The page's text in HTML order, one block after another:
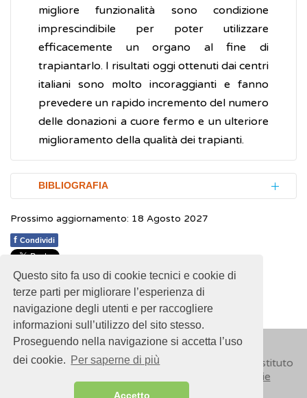
Questo sito fa uso di cookie tecnici e cookie di
terze parti per migliorare l’esperienza di
navigazione degli utenti e per raccogliere
informazioni sull’utilizzo del sito stesso.
Proseguendo nella navigazione si accetta l’uso
dei cookie. Per saperne di più
Accetto
migliore funzionalità sono condizione
imprescindibile per poter utilizzare
efficacemente un organo al fine di
trapiantarlo. I risultati oggi ottenuti dai centri
italiani sono molto incoraggianti e fanno
prevedere un rapido incremento del numero
delle donazioni a cuore fermo e un ulteriore
miglioramento della qualità dei trapianti.
BIBLIOGRAFIA
Bernat JL, Capron AM, Bleck TP et al.
circulatory-respiratory determination of
death in organ donation
Medicine.2010; 38(3): 963-70
Centro Nazionale Trapianti (CNT).
Donazione di organi a cuore fermo (DCD) in
Italia. Raccomandazioni operative
Centro Nazionale Trapianti (CNT).
Criteri
Prossimo aggiornamento: 18 Agosto 2027
f Condividi
1 1 1 1 1 Rating 2.75 (4 Votes)
© 2018ISSalute - Sito sviluppato e gestito dall’Istituto
Cookie